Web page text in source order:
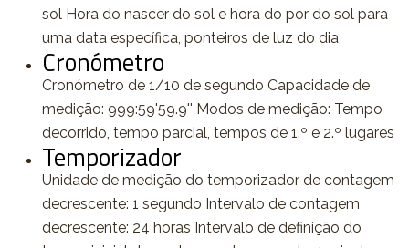
sol Hora do nascer do sol e hora do por do sol para
uma data específica, ponteiros de luz do dia
Cronómetro
Cronómetro de 1/10 de segundo Capacidade de
medição: 999:59'59.9'' Modos de medição: Tempo
decorrido, tempo parcial, tempos de 1.º e 2.º lugares
Temporizador
Unidade de medição do temporizador de contagem
decrescente: 1 segundo Intervalo de contagem
decrescente: 24 horas Intervalo de definição do